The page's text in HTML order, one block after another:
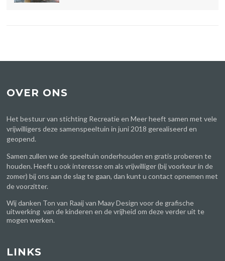
OVER ONS
Het bestuur van stichting Recreatie en Meer heeft samen met vele
vrijwilligers deze samenspeeltuin in juni 2018 gerealiseerd en
geopend.
Samen zullen we de speeltuin onderhouden en gratis proberen te
houden. Heeft u ook interesse om als vrijwilliger (bij voorkeur in de
zomer) bij ons aan de slag te gaan, dan kunt u contact opnemen met
de voorzitter.
Wij danken Ton van Raaij vanMaay Design voor de grafische
uitwerking van de kinderen en de vrijheid om deze verder uit te
mogen werken.
LINKS